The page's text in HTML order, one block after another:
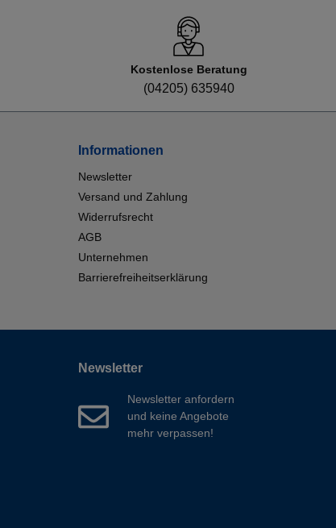
Kostenlose Beratung
(04205) 635940
Informationen
Newsletter
Versand und Zahlung
Widerrufsrecht
AGB
Unternehmen
Barrierefreiheitserklärung
Newsletter
Newsletter anfordern
und keine Angebote
mehr verpassen!